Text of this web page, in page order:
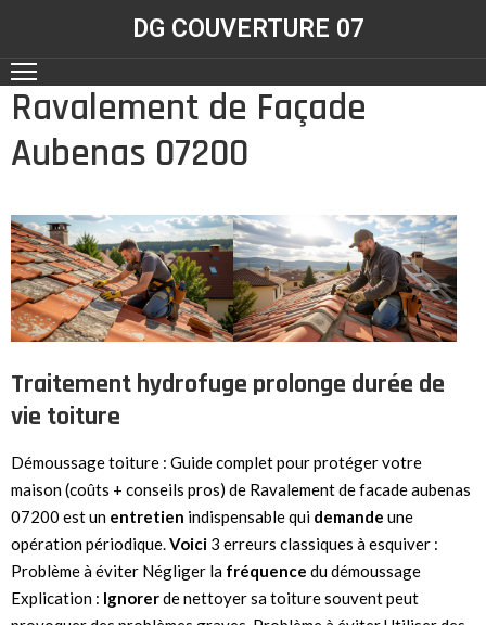
DG COUVERTURE 07
ACCUEIL
NOS
RÉALISATIONS
CONTACT
NOS
SERVICES
Ravalement de Façade
Aubenas 07200
Traitement hydrofuge prolonge durée de
vie toiture
Démoussage toiture : Guide complet pour protéger votre
maison (coûts + conseils pros) de Ravalement de facade aubenas
07200 est un entretien indispensable qui demande une
opération périodique.Voici 3 erreurs classiques à esquiver :
Problème à éviter Négliger la fréquence du démoussage
Explication : Ignorerde nettoyer sa toiture souvent peut